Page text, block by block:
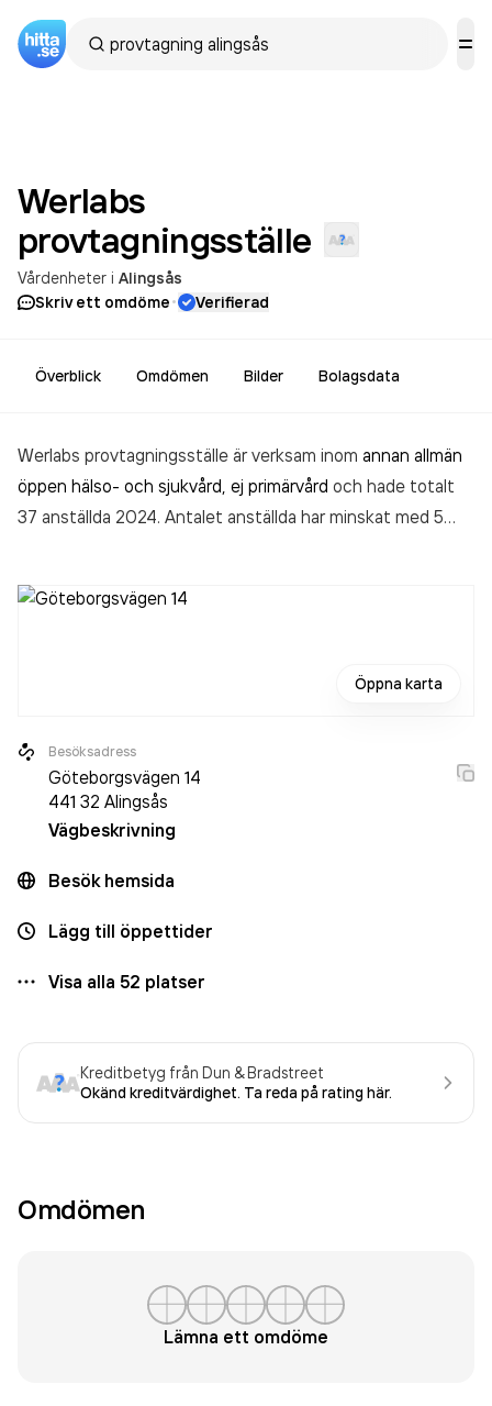
Werlabs
provtagningsställe
Vårdenheter i Alingsås
Skriv ett omdöme· Verifierad
Överblick Omdömen Bilder Bolagsdata
Werlabs provtagningsställe är verksam inom annan allmän
öppen hälso- och sjukvård, ej primärvård och hade totalt
37 anställda 2024. Antalet anställda har minskat med 5
2015. Werlabs provtagningsställe
Öppna karta
Besöksadress
Göteborgsvägen 14
441 32 Alingsås
Vägbeskrivning
Besök hemsida
Lägg till öppettider
Visa alla 52 platser
Kreditbetyg från Dun & Bradstreet
Okänd kreditvärdighet. Ta reda på rating här.
Omdömen
Lämna ett omdöme